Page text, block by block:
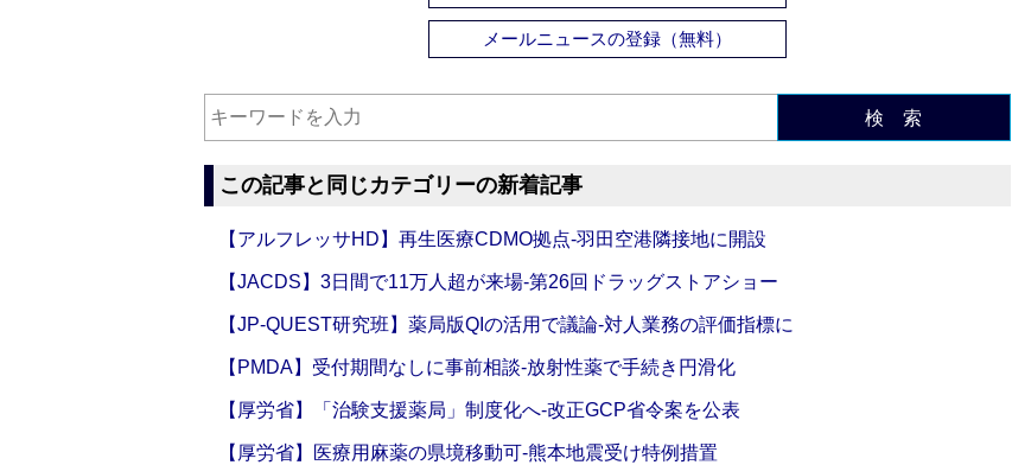
メールニュースの登録（無料）
検 索
この記事と同じカテゴリーの新着記事
【アルフレッサHD】再生医療CDMO拠点‐羽田空港隣接地に開設
【JACDS】3日間で11万人超が来場‐第26回ドラッグストアショー
【JP-QUEST研究班】薬局版QIの活用で議論‐対人業務の評価指標に
【PMDA】受付期間なしに事前相談‐放射性薬で手続き円滑化
【厚労省】「治験支援薬局」制度化へ‐改正GCP省令案を公表
【厚労省】医療用麻薬の県境移動可‐熊本地震受け特例措置